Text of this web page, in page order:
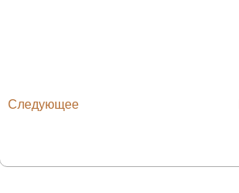
Следующее